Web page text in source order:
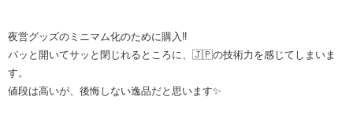
夜営グッズのミニマム化のために購入‼️
パッと開いてサッと閉じれるところに、🇯🇵の技術力を感じてしまいま
す。
値段は高いが、後悔しない逸品だと思います✨